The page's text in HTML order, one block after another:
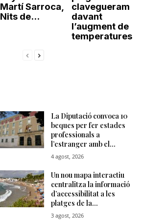
Martí Sarroca,
Nits de...
clavegueram
davant
l’augment de
temperatures